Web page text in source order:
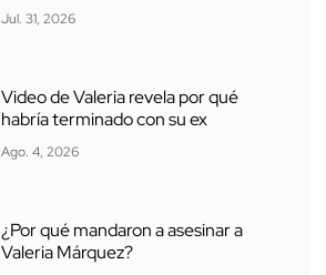
Jul. 31, 2026
Video de Valeria revela por qué
habría terminado con su ex
Ago. 4, 2026
¿Por qué mandaron a asesinar a
Valeria Márquez?